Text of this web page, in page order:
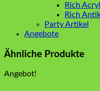
Rich
Rich
Party Artikel
Angebote
Ähnliche Produkte
Angebot!